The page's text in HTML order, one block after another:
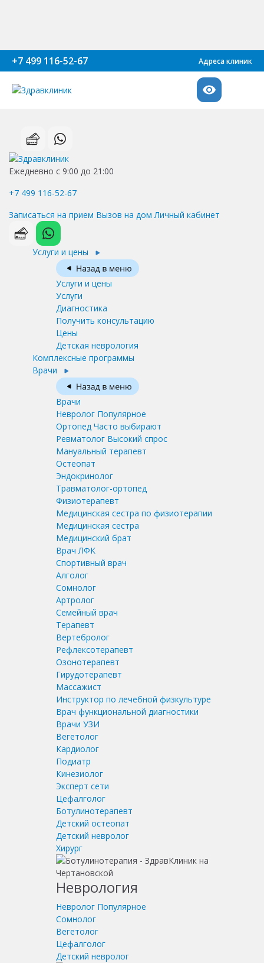
+7 499 116-52-67 Адреса клиник
Ежедневно с 9:00 до 21:00
+7 499 116-52-67
Записаться на прием Вызов на дом Личный кабинет
Услуги и цены
Услуги и цены
Услуги
Диагностика
Получить консультацию
Цены
Детская неврология
Комплексные программы
Врачи
Врачи
Невролог Популярное
Ортопед Часто выбирают
Ревматолог Высокий спрос
Мануальный терапевт
Остеопат
Эндокринолог
Травматолог-ортопед
Физиотерапевт
Медицинская сестра по физиотерапии
Медицинская сестра
Медицинский брат
Врач ЛФК
Спортивный врач
Алголог
Сомнолог
Артролог
Семейный врач
Терапевт
Вертебролог
Рефлексотерапевт
Озонотерапевт
Гирудотерапевт
Массажист
Инструктор по лечебной физкультуре
Врач функциональной диагностики
Врачи УЗИ
Вегетолог
Кардиолог
Подиатр
Кинезиолог
Эксперт сети
Цефалголог
Ботулинотерапевт
Детский остеопат
Детский невролог
Хирург
Неврология
Невролог Популярное
Сомнолог
Вегетолог
Цефалголог
Детский невролог